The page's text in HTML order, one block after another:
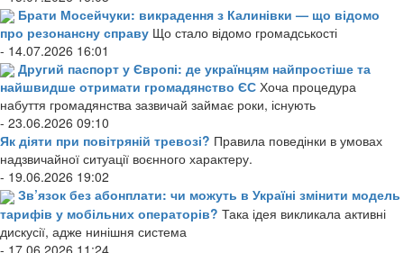
Брати Мосейчуки: викрадення з Калинівки — що відомо
про резонансну справу Що стало відомо громадськості
- 14.07.2026 16:01
Другий паспорт у Європі: де українцям найпростіше та
найшвидше отримати громадянство ЄС Хоча процедура
набуття громадянства зазвичай займає роки, існують
- 23.06.2026 09:10
Як діяти при повітряній тревозі? Правила поведінки в умовах
надзвичайної ситуації воєнного характеру.
- 19.06.2026 19:02
Зв’язок без абонплати: чи можуть в Україні змінити модель
тарифів у мобільних операторів? Така ідея викликала активні
дискусії, адже нинішня система
- 17.06.2026 11:24